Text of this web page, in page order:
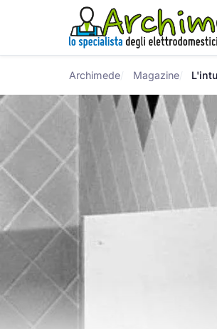
Archimede Magazine